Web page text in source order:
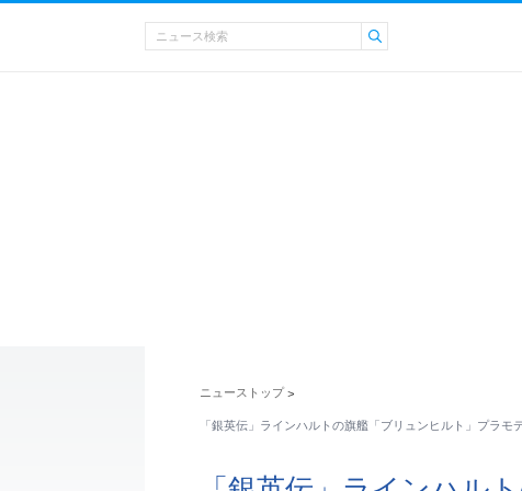
ニューストップ >
「銀英伝」ラインハルトの旗艦「ブリュンヒルト」プラモ